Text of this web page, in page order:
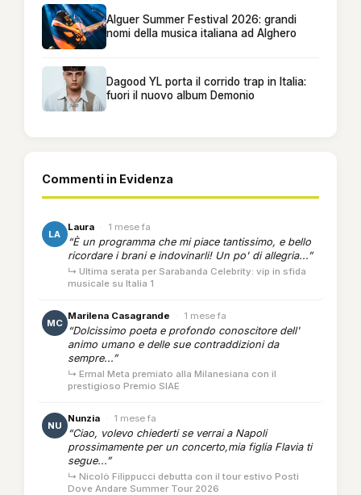
Alguer Summer Festival 2026: grandi
nomi della musica italiana ad Alghero
Dagood YL porta il corrido trap in Italia:
fuori il nuovo album Demonio
Commenti in Evidenza
LA
Laura · 1 mese fa
“È un programma che mi piace tantissimo, e bello
ricordare i brani e indovinarli! Un po' di allegria...”
↳ Ultima serata per Sarabanda Celebrity: vip in sfida
musicale su Italia 1
MC
Marilena Casagrande · 1 mese fa
“Dolcissimo poeta e profondo conoscitore dell'
animo umano e delle sue contraddizioni da
sempre...”
↳ Ermal Meta premiato alla Milanesiana con il
prestigioso Premio SIAE
NU
Nunzia · 1 mese fa
“Ciao, volevo chiederti se verrai a Napoli
prossimamente per un concerto,mia figlia Flavia ti
segue...”
↳ Nicolò Filippucci debutta con il tour estivo Posti
Dove Andare Summer Tour 2026